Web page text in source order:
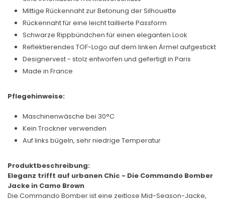
Mittige Rückennaht zur Betonung der Silhouette
Rückennaht für eine leicht taillierte Passform
Schwarze Rippbündchen für einen eleganten Look
Reflektierendes TOF-Logo auf dem linken Ärmel aufgestickt
Designervest - stolz entworfen und gefertigt in Paris
Made in France
Pflegehinweise:
Maschinenwäsche bei 30°C
Kein Trockner verwenden
Auf links bügeln, sehr niedrige Temperatur
Produktbeschreibung:
Eleganz trifft auf urbanen Chic - Die Commando Bomber
Jacke in Camo Brown
Die Commando Bomber ist eine zeitlose Mid-Season-Jacke,